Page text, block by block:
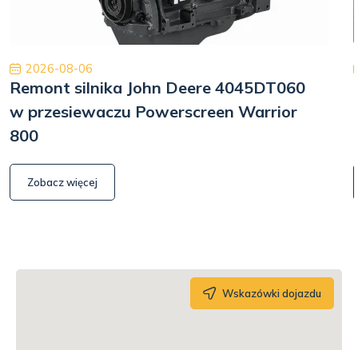
2026-08-06
Remont silnika John Deere 4045DT060
w przesiewaczu Powerscreen Warrior
800
Zobacz więcej
Wskazówki dojazdu